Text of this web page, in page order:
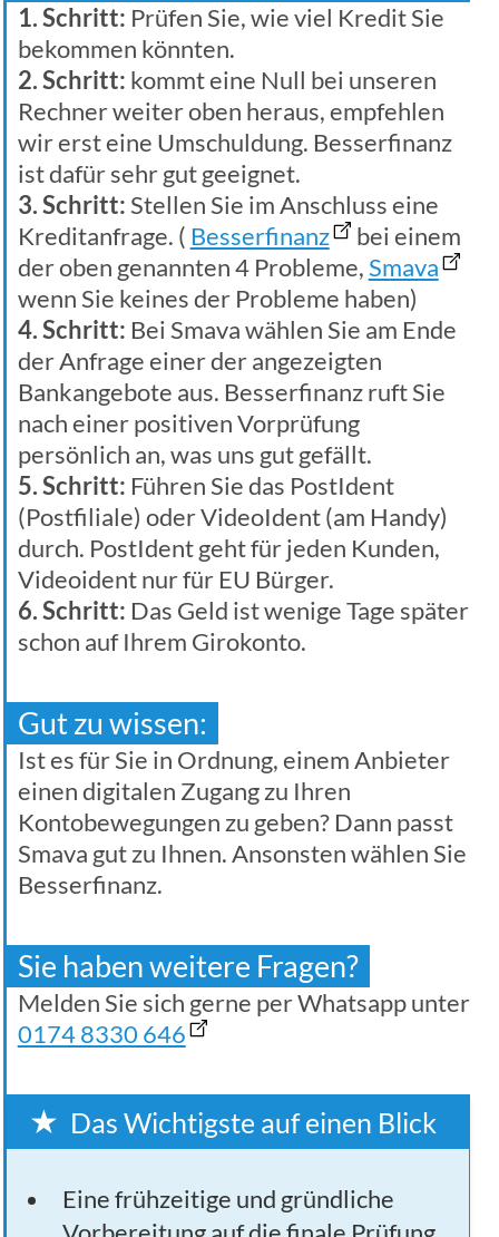
1. Schritt: Prüfen Sie, wie viel Kredit Sie
bekommen könnten.
2. Schritt: kommt eine Null bei unseren
Rechner weiter oben heraus, empfehlen
wir erst eine Umschuldung. Besserfinanz
ist dafür sehr gut geeignet.
3. Schritt: Stellen Sie im Anschluss eine
Kreditanfrage. ( Besserfinanz
bei einem
der oben genannten 4 Probleme,Smava
wenn Sie keines der Probleme haben)
4. Schritt: Bei Smava wählen Sie am Ende
der Anfrage einer der angezeigten
Bankangebote aus. Besserfinanz ruft Sie
nach einer positiven Vorprüfung
persönlich an, was uns gut gefällt.
5. Schritt: Führen Sie das PostIdent
(Postfiliale) oder VideoIdent (am Handy)
durch. PostIdent geht für jeden Kunden,
Videoident nur für EU Bürger.
6. Schritt: Das Geld ist wenige Tage später
schon auf Ihrem Girokonto.
Gut zu wissen:
Ist es für Sie in Ordnung, einem Anbieter
einen digitalen Zugang zu Ihren
Kontobewegungen zu geben? Dann passt
Smava gut zu Ihnen. Ansonsten wählen Sie
Besserfinanz.
Sie haben weitere Fragen?
Melden Sie sich gerne per Whatsapp unter
0174 8330 646
Das Wichtigste auf einen Blick
Eine frühzeitige und gründliche